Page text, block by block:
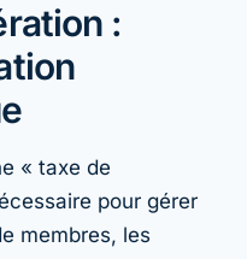
:
« taxe de
pour gérer
membres, les